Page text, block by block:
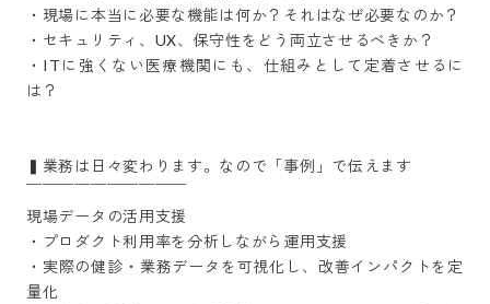
・現場に本当に必要な機能は何か？それはなぜ必要なのか？
・セキュリティ、UX、保守性をどう両立させるべきか？
・ITに強くない医療機関にも、仕組みとして定着させるに
は？
▍業務は日々変わります。なので「事例」で伝えます
￣￣￣￣￣￣￣￣￣￣
現場データの活用支援
・プロダクト利用率を分析しながら運用支援
・実際の健診・業務データを可視化し、改善インパクトを定
量化